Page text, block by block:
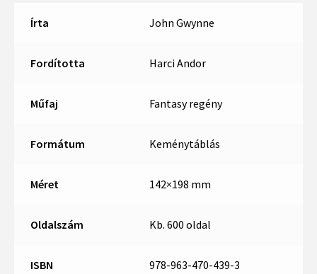
Írta John Gwynne
Fordította Harci Andor
Műfaj Fantasy regény
Formátum Keménytáblás
Méret 142×198 mm
Oldalszám Kb. 600 oldal
ISBN 978-963-470-439-3